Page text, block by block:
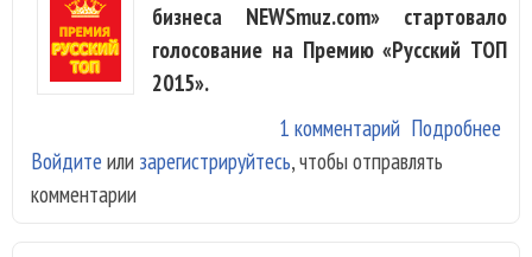
бизнеса NEWSmuz.com» стартовало
голосование на Премию «Русский ТОП
2015».
Подробнее
1 комментарий
Войдите или зарегистрируйтесь, чтобы отправлять
комментарии